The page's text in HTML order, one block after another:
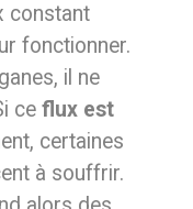
constant
fonctionner.
il ne
ce flux est
certaines
à souffrir.